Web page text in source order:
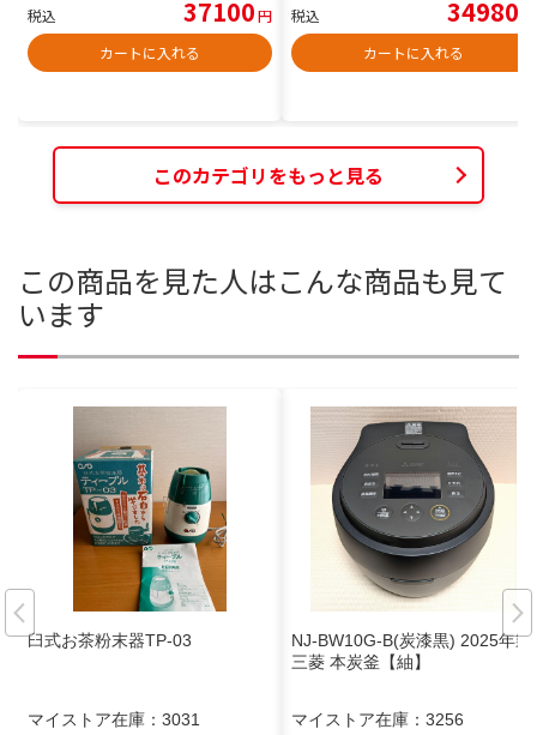
税込 37100円
カートに入れる
税込 34980
カートに入れる
このカテゴリをもっと見る
この商品を見た人はこんな商品も見て
います
臼式お茶粉末器TP-03
マイストア在庫： 3031
NJ-BW10G-B(炭漆黒) 2025年製
三菱 本炭釜【紬】
マイストア在庫： 3256